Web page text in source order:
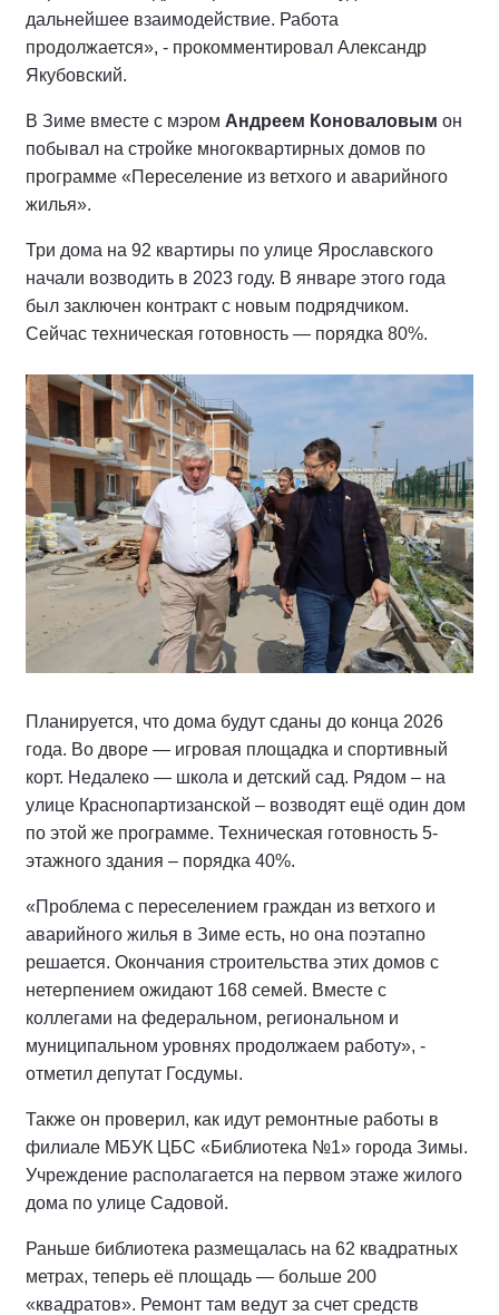
дальнейшее взаимодействие. Работа
продолжается», - прокомментировал Александр
Якубовский.
В Зиме вместе с мэром Андреем Коноваловым он
побывал на стройке многоквартирных домов по
программе «Переселение из ветхого и аварийного
жилья».
Три дома на 92 квартиры по улице Ярославского
начали возводить в 2023 году. В январе этого года
был заключен контракт с новым подрядчиком.
Сейчас техническая готовность — порядка 80%.
Планируется, что дома будут сданы до конца 2026
года. Во дворе — игровая площадка и спортивный
корт. Недалеко — школа и детский сад. Рядом – на
улице Краснопартизанской – возводят ещё один дом
по этой же программе. Техническая готовность 5-
этажного здания – порядка 40%.
«Проблема с переселением граждан из ветхого и
аварийного жилья в Зиме есть, но она поэтапно
решается. Окончания строительства этих домов с
нетерпением ожидают 168 семей. Вместе с
коллегами на федеральном, региональном и
муниципальном уровнях продолжаем работу», -
отметил депутат Госдумы.
Также он проверил, как идут ремонтные работы в
филиале МБУК ЦБС «Библиотека №1» города Зимы.
Учреждение располагается на первом этаже жилого
дома по улице Садовой.
Раньше библиотека размещалась на 62 квадратных
метрах, теперь её площадь — больше 200
«квадратов». Ремонт там ведут за счет средств